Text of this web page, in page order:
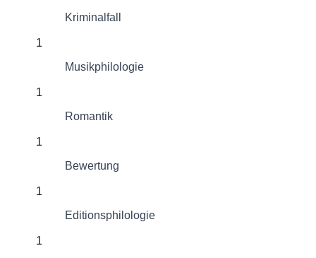
Kriminalfall
1
Musikphilologie
1
Romantik
1
Bewertung
1
Editionsphilologie
1